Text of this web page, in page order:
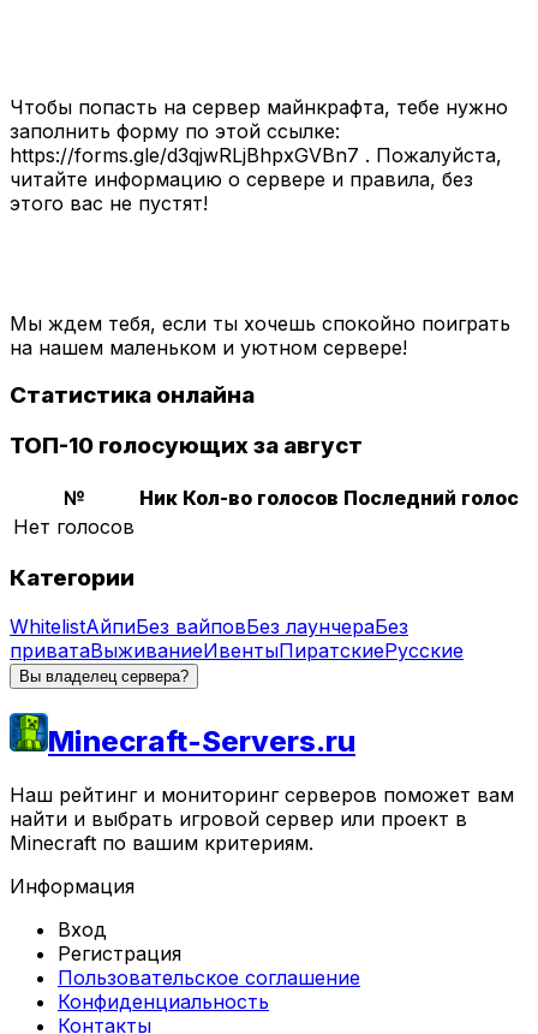
Чтобы попасть на сервер майнкрафта, тебе нужно
заполнить форму по этой ссылке:
https://forms.gle/d3qjwRLjBhpxGVBn7 . Пожалуйста,
читайте информацию о сервере и правила, без
этого вас не пустят!
Мы ждем тебя, если ты хочешь спокойно поиграть
на нашем маленьком и уютном сервере!
Статистика онлайна
ТОП-10 голосующих за август
№ Ник Кол-во голосов Последний голос
Нет голосов
Категории
WhitelistАйпиБез вайповБез лаунчераБез
приватаВыживаниеИвентыПиратскиеРусские
Вы владелец сервера?
Minecraft-Servers.ru
Наш рейтинг и мониторинг серверов поможет вам
найти и выбрать игровой сервер или проект в
Minecraft по вашим критериям.
Информация
Вход
Регистрация
Пользовательское соглашение
Конфиденциальность
Контакты